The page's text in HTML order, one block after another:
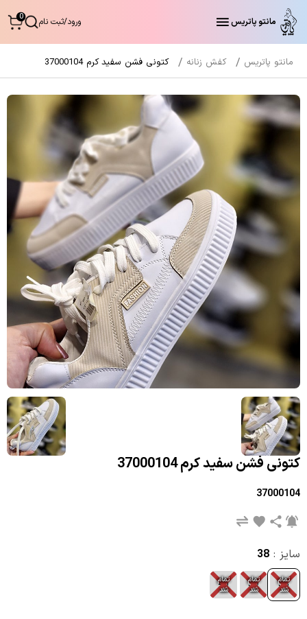
مانتو پاتریس ورود/ثبت نام 0
مانتو پاتریس کفش زنانه کتونی فشن سفید کرم 37000104
کتونی فشن سفید کرم 37000104
37000104
سایز : 38
38
تمام
شد
39
تمام
شد
40
تمام
شد